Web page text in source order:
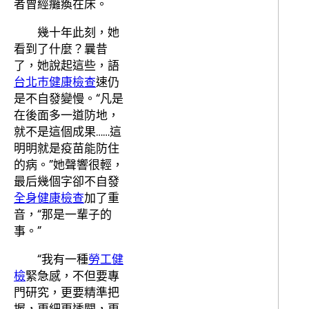
者曾經癱瘓在床。
幾十年此刻，她
看到了什麼？曩昔
了，她說起這些，語
台北巿健康檢查速仍
是不自發變慢。“凡是
在後面多一道防地，
就不是這個成果……這
明明就是疫苗能防住
的病。”她聲響很輕，
最后幾個字卻不自發
全身健康檢查加了重
音，“那是一輩子的
事。”
“我有一種勞工健
檢緊急感，不但要專
門研究，更要精準把